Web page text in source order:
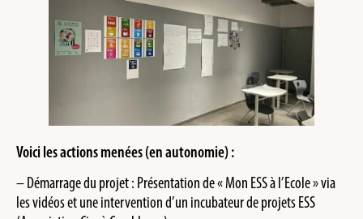
Voici les actions menées (en autonomie) :
– Démarrage du projet : Présentation de « Mon ESS à l’Ecole » via
les vidéos et une intervention d’un incubateur de projets ESS